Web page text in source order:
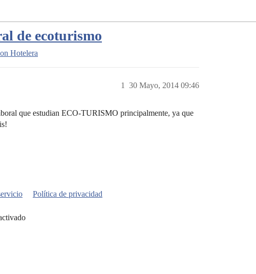
de ecoturismo
Hotelera
30 Mayo, 2014 09:46
1
que estudian ECO-TURISMO principalmente, ya que
Política de privacidad